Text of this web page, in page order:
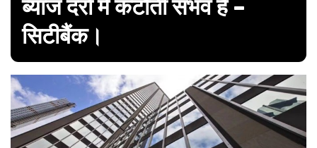
ब्याज दरों में कटौती संभव है –
सिटीबैंक।